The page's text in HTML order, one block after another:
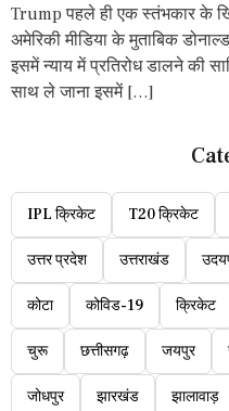
Trump पहले ही एक स्तंभकार के
अमेरिकी मीडिया के मुताबिक
इसमें न्याय में प्रतिरोध डालने की
साथ ले जाना इसमें […]
IPL क्रिकेट T20 क्रिकेट
उत्तर प्रदेश उत्तराखंड
कोटा कोविड-19 क्रिकेट
चुरू छत्तीसगढ़ जयपुर
जोधपुर झारखंड झालावाड़